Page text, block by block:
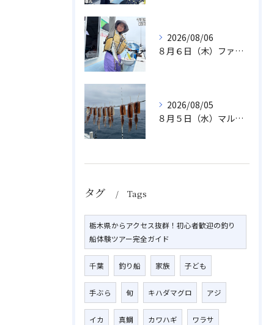
2026/08/06
８月６日（木）ファミリフィッシング
2026/08/05
８月５日（水）マルイカ
タグ Tags
栃木県からアクセス抜群！初心者歓迎の釣り
船体験ツアー完全ガイド
千葉 釣り船 家族 子ども
手ぶら 旬 キハダマグロ アジ
イカ 真鯛 カワハギ ワラサ